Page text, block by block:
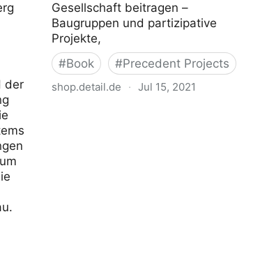
der
Gesellschaft beitragen –
Baugruppen und partizipative
Projekte,
#Book #Precedent Projects
shop.detail.de · Jul 15, 2021